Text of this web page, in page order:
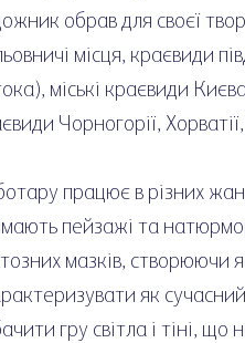
обрав для своєї
місця, краєвиди
міські краєвиди
Чорногорії,
працює в різних
пейзажі та
мазків, створюючи
як
гру світла і тіні,